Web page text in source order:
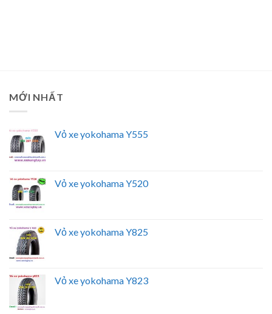
MỚI NHẤT
Vỏ xe yokohama Y555
Vỏ xe yokohama Y520
Vỏ xe yokohama Y825
Vỏ xe yokohama Y823